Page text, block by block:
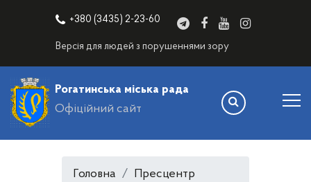
+380 (3435) 2-23-60
Версія для людей з порушеннями зору
Рогатинська міська рада
Офіційний сайт
Головна
Пресцентр